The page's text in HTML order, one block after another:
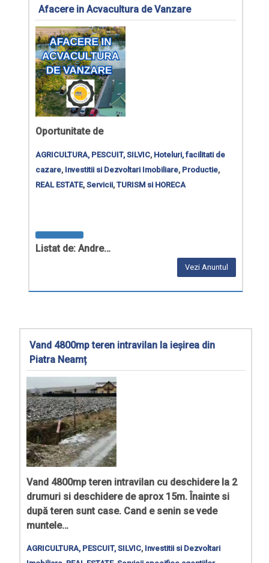
Afacere in Acvacultura de Vanzare
Oportunitate de
AGRICULTURA, PESCUIT, SILVIC, Hoteluri, facilitati de
cazare, Investitii si Dezvoltari Imobiliare, Productie,
REAL ESTATE, Servicii, TURISM si HORECA
Listat de: Andre…
Vezi Anuntul
Vand 4800mp teren intravilan la ieșirea din
Piatra Neamț
Vand 4800mp teren intravilan cu deschidere la 2
drumuri si deschidere de aprox 15m. Înainte si
după teren sunt case. Cand e senin se vede
muntele…
AGRICULTURA, PESCUIT, SILVIC, Investitii si Dezvoltari